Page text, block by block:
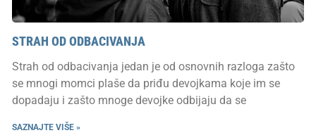
STRAH OD ODBACIVANJA
Strah od odbacivanja jedan je od osnovnih razloga zašto
se mnogi momci plaše da priđu devojkama koje im se
dopadaju i zašto mnoge devojke odbijaju da se
SAZNAJTE VIŠE »